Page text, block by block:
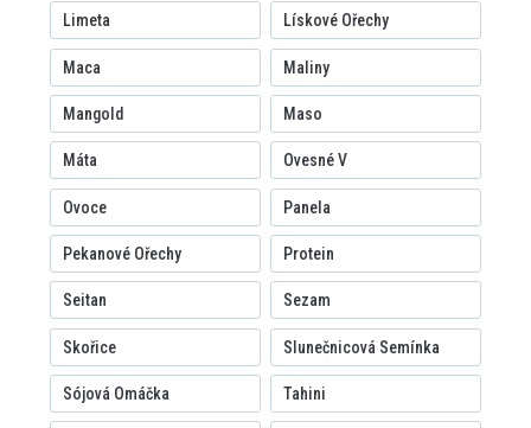
Limeta Lískové Ořechy
Maca Maliny
Mangold Maso
Máta Ovesné V
Ovoce Panela
Pekanové Ořechy Protein
Seitan Sezam
Skořice Slunečnicová Semínka
Sójová Omáčka Tahini